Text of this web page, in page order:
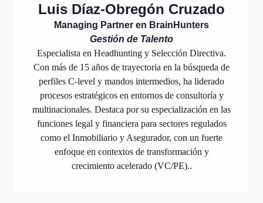
Luis Díaz-Obregón Cruzado
Managing Partner en BrainHunters
Gestión de Talento
Especialista en Headhunting y Selección Directiva.
Con más de 15 años de trayectoria en la búsqueda de
perfiles C-level y mandos intermedios, ha liderado
procesos estratégicos en entornos de consultoría y
multinacionales. Destaca por su especialización en las
funciones legal y financiera para sectores regulados
como el Inmobiliario y Asegurador, con un fuerte
enfoque en contextos de transformación y
crecimiento acelerado (VC/PE)..